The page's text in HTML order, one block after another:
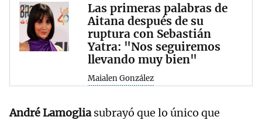
Las primeras palabras de
Aitana después de su
ruptura con Sebastián
Yatra: "Nos seguiremos
llevando muy bien"
Maialen González
André Lamogliasubrayó que lo único que